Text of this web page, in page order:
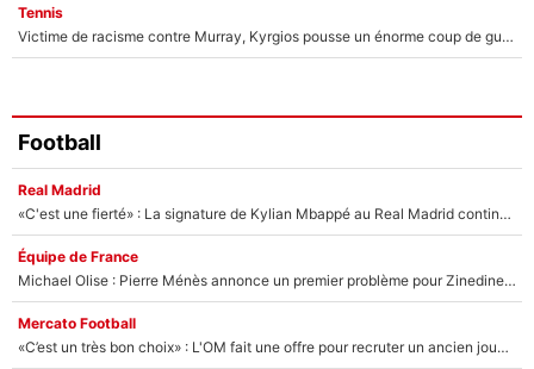
Tennis
Victime de racisme contre Murray, Kyrgios pousse un énorme coup de gueule !
Football
Real Madrid
«C'est une fierté» : La signature de Kylian Mbappé au Real Madrid continue de régaler l'Espagne
Équipe de France
Michael Olise : Pierre Ménès annonce un premier problème pour Zinedine Zidane en équipe de France
Mercato Football
«C’est un très bon choix» : L'OM fait une offre pour recruter un ancien joueur du PSG... et c'est validé dans l'After Foot !